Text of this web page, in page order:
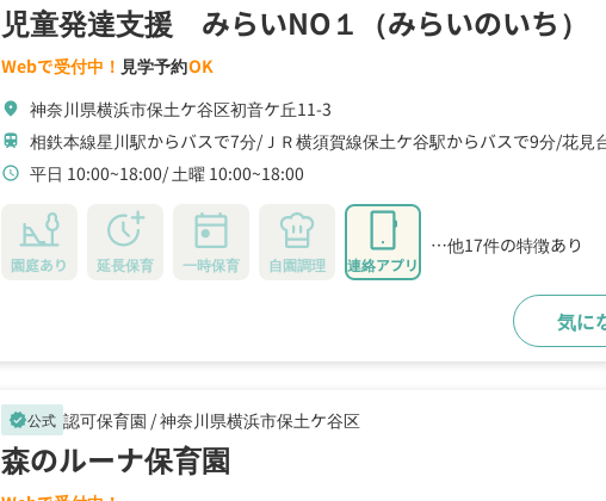
児童発達支援 みらいNO１（みらいのいち）
Webで受付中！ 見学予約OK
location_on 神奈川県横浜市保土ケ谷区初音ケ丘11-3
train 相鉄本線星川駅からバスで7分 ＪＲ横須賀線保土ケ谷駅からバスで9分 花見
schedule 平日 10:00~18:00 土曜 10:00~18:00
園庭あり 延長保育 一時保育 自園調理 連絡アプリ
…他17件の特徴あり
気に
verified公式 認可保育園 /神奈川県横浜市保土ケ谷区
森のルーナ保育園